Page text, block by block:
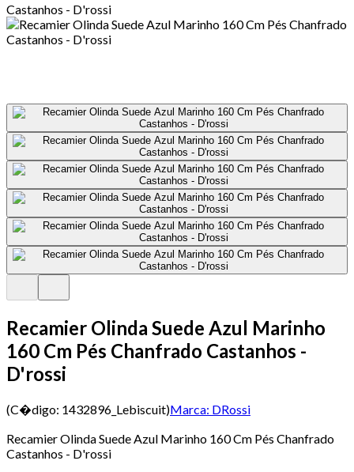
Recamier Olinda Suede Azul Marinho
160 Cm Pés Chanfrado Castanhos -
D'rossi
(C�digo: 1432896_Lebiscuit)Marca: DRossi
Recamier Olinda Suede Azul Marinho 160 Cm Pés Chanfrado
Castanhos - D'rossi